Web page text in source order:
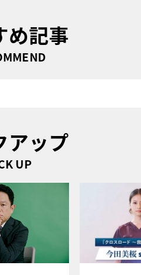
め記事
アップ
UP